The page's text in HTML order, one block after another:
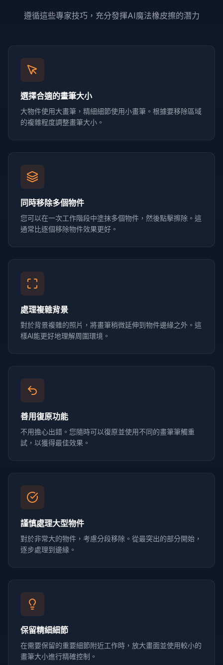
遵循這些專家技巧，充分發揮AI魔法橡皮擦的潛力
選擇合適的畫筆大小
大物件使用大畫筆，精細細節使用小畫筆。根據要移除區域
的複雜程度調整畫筆大小。
同時移除多個物件
您可以在一次工作階段中塗抹多個物件，然後點擊擦除。這
通常比逐個移除物件效果更好。
處理複雜背景
對於背景複雜的照片，將畫筆稍微延伸到物件邊緣之外。這
樣AI能更好地理解周圍環境。
善用復原功能
不用擔心出錯。您隨時可以復原並使用不同的畫筆筆觸重
試，以獲得最佳效果。
謹慎處理大型物件
對於非常大的物件，考慮分段移除。從最突出的部分開始，
逐步處理到邊緣。
保留精細細節
在需要保留的重要細節附近工作時，放大畫面並使用較小的
畫筆大小進行精確控制。